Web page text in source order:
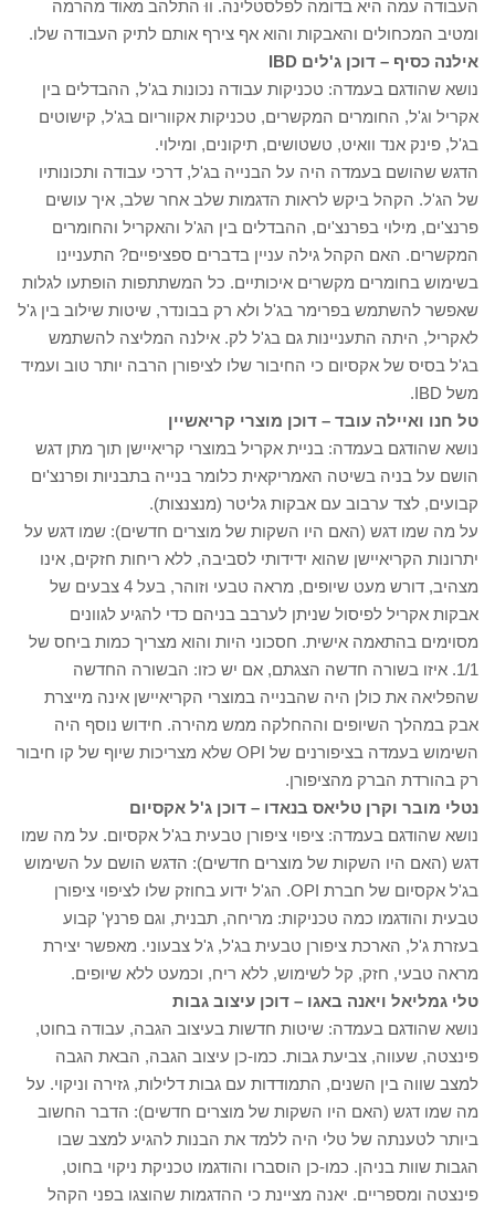
העבודה עמה היא בדומה לפלסטלינה. ווּ התלהב מאוד מהרמה
ומטיב המכחולים והאבקות והוא אף צירף אותם לתיק העבודה שלו.
אילנה כסיף – דוכן ג'לים IBD
נושא שהודגם בעמדה: טכניקות עבודה נכונות בג'ל, ההבדלים בין
אקריל וג'ל, החומרים המקשרים, טכניקות אקווריום בג'ל, קישוטים
בג'ל, פינק אנד וואיט, טשטושים, תיקונים, ומילוי.
הדגש שהושם בעמדה היה על הבנייה בג'ל, דרכי עבודה ותכונותיו
של הג'ל. הקהל ביקש לראות הדגמות שלב אחר שלב, איך עושים
פרנצ'ים, מילוי בפרנצ'ים, ההבדלים בין הג'ל והאקריל והחומרים
המקשרים. האם הקהל גילה עניין בדברים ספציפיים? התעניינו
בשימוש בחומרים מקשרים איכותיים. כל המשתתפות הופתעו לגלות
שאפשר להשתמש בפרימר בג'ל ולא רק בבונדר, שיטות שילוב בין ג'ל
לאקריל, היתה התעניינות גם בג'ל לק. אילנה המליצה להשתמש
בג'ל בסיס של אקסיום כי החיבור שלו לציפורן הרבה יותר טוב ועמיד
משל IBD.
טל חנו ואיילה עובד – דוכן מוצרי קריאשיין
נושא שהודגם בעמדה: בניית אקריל במוצרי קריאיישן תוך מתן דגש
הושם על בניה בשיטה האמריקאית כלומר בנייה בתבניות ופרנצ'ים
קבועים, לצד ערבוב עם אבקות גליטר (מנצנצות).
על מה שמו דגש (האם היו השקות של מוצרים חדשים): שמו דגש על
יתרונות הקריאיישן שהוא ידידותי לסביבה, ללא ריחות חזקים, אינו
מצהיב, דורש מעט שיופים, מראה טבעי וזוהר, בעל 4 צבעים של
אבקות אקריל לפיסול שניתן לערבב בניהם כדי להגיע לגוונים
מסוימים בהתאמה אישית. חסכוני היות והוא מצריך כמות ביחס של
1/1. איזו בשורה חדשה הצגתם, אם יש כזו: הבשורה החדשה
שהפליאה את כולן היה שהבנייה במוצרי הקריאיישן אינה מייצרת
אבק במהלך השיופים וההחלקה ממש מהירה. חידוש נוסף היה
השימוש בעמדה בציפורנים של OPI שלא מצריכות שיוף של קו חיבור
רק בהורדת הברק מהציפורן.
נטלי מובר וקרן טליאס בנאדו – דוכן ג'ל אקסיום
נושא שהודגם בעמדה: ציפוי ציפורן טבעית בג'ל אקסיום. על מה שמו
דגש (האם היו השקות של מוצרים חדשים): הדגש הושם על השימוש
בג'ל אקסיום של חברת OPI. הג'ל ידוע בחוזק שלו לציפוי ציפורן
טבעית והודגמו כמה טכניקות: מריחה, תבנית, וגם פרנץ' קבוע
בעזרת ג'ל, הארכת ציפורן טבעית בג'ל, ג'ל צבעוני. מאפשר יצירת
מראה טבעי, חזק, קל לשימוש, ללא ריח, וכמעט ללא שיופים.
טלי גמליאל ויאנה באגו – דוכן עיצוב גבות
נושא שהודגם בעמדה: שיטות חדשות בעיצוב הגבה, עבודה בחוט,
פינצטה, שעווה, צביעת גבות. כמו-כן עיצוב הגבה, הבאת הגבה
למצב שווה בין השנים, התמודדות עם גבות דלילות, גזירה וניקוי. על
מה שמו דגש (האם היו השקות של מוצרים חדשים): הדבר החשוב
ביותר לטענתה של טלי היה ללמד את הבנות להגיע למצב שבו
הגבות שוות בניהן. כמו-כן הוסברו והודגמו טכניקת ניקוי בחוט,
פינצטה ומספריים. יאנה מציינת כי ההדגמות שהוצגו בפני הקהל